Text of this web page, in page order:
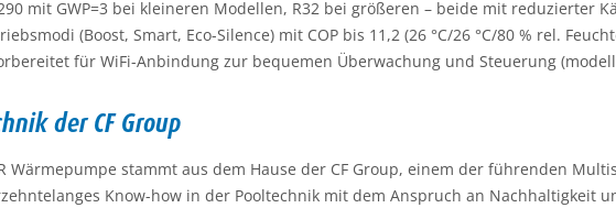
mit GWP=3 bei kleineren Modellen, R32 bei größeren – beide mit reduzierter
(Boost, Smart, Eco-Silence) mit COP bis 11,2 (26 °C/26 °C/80 % rel.
für WiFi-Anbindung zur bequemen Überwachung und Steuerung
der CF Group
Wärmepumpe stammt aus dem Hause der CF Group, einem der führenden
Know-how in der Pooltechnik mit dem Anspruch an Nachhaltigkeit